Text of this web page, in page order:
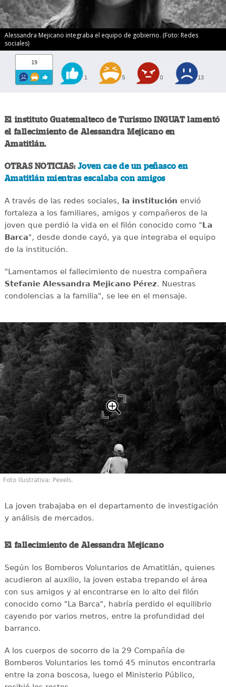
Alessandra Mejicano integraba el equipo de gobierno. (Foto: Redes
sociales)
19
1 5 0 13
El instituto Guatemalteco de Turismo INGUAT lamentó
el fallecimiento de Alessandra Mejicano en
Amatitlán.
OTRAS NOTICIAS: Joven cae de un peñasco en
Amatitlán mientras escalaba con amigos
A través de las redes sociales, la institución envió
fortaleza a los familiares, amigos y compañeros de la
joven que perdió la vida en el filón conocido como "La
Barca", desde donde cayó, ya que integraba el equipo
de la institución.
"Lamentamos el fallecimiento de nuestra compañera
Stefanie Alessandra Mejicano Pérez. Nuestras
condolencias a la familia", se lee en el mensaje.
Foto Ilustrativa: Pexels.
La joven trabajaba en el departamento de investigación
y análisis de mercados.
El fallecimiento de Alessandra Mejicano
Según los Bomberos Voluntarios de Amatitlán, quienes
acudieron al auxilio, la joven estaba trepando el área
con sus amigos y al encontrarse en lo alto del filón
conocido como "La Barca", habría perdido el equilibrio
cayendo por varios metros, entre la profundidad del
barranco.
A los cuerpos de socorro de la 29 Compañía de
Bomberos Voluntarios les tomó 45 minutos encontrarla
entre la zona boscosa, luego el Ministerio Público,